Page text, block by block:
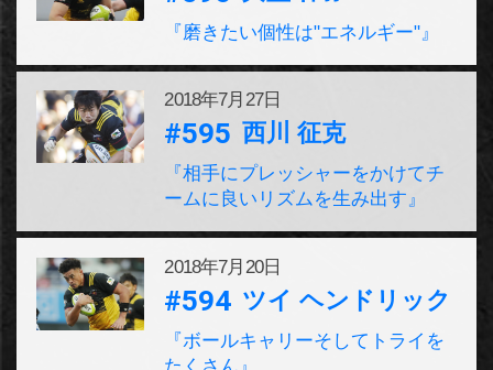
『磨きたい個性は"エネルギー"』
2018年7月27日
#595 西川 征克
『相手にプレッシャーをかけてチ
ームに良いリズムを生み出す』
2018年7月20日
#594 ツイ ヘンドリック
『ボールキャリーそしてトライを